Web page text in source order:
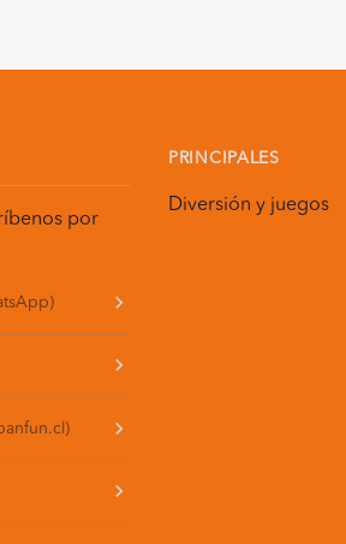
por
PRINCIPALES
Diversión y juegos